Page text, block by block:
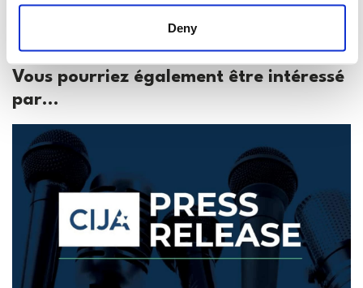
Deny
Vous pourriez également être intéressé
par...